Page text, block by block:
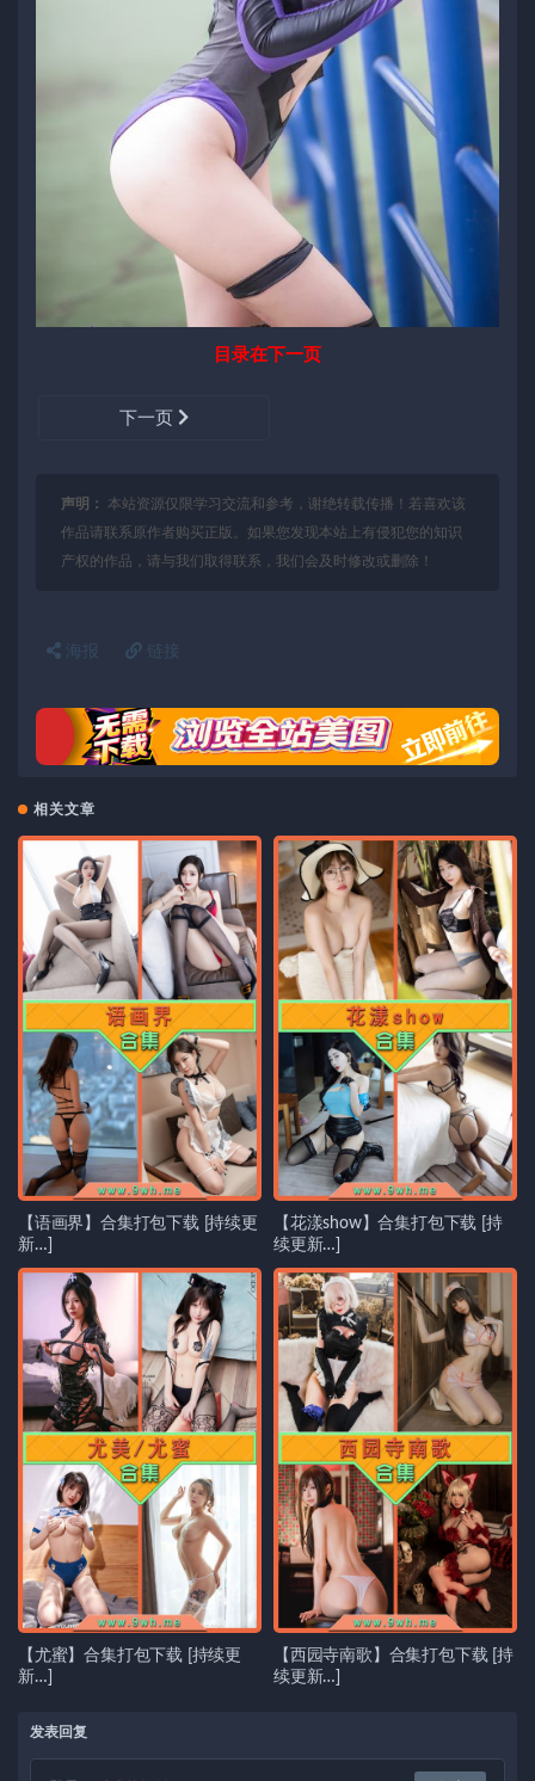
目录在下一页
下一页
声明：
本站资源仅限学习交流和参考，谢绝转载传播！若喜欢该
作品请联系原作者购买正版。如果您发现本站上有侵犯您的知识
产权的作品，请与我们取得联系，我们会及时修改或删除！
海报 链接
相关文章
【语画界】合集打包下载 [持续更
新…]
【花漾show】合集打包下载 [持
续更新…]
【尤蜜】合集打包下载 [持续更
新…]
【西园寺南歌】合集打包下载 [持
续更新…]
发表回复